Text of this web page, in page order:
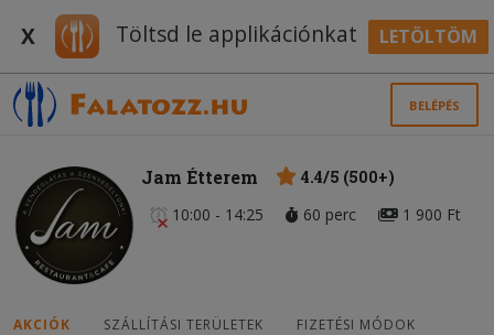
X Töltsd le applikációnkat LETÖLTÖM
BELÉPÉS
Jam Étterem
4.4/5 (500+)
10:00 - 14:25
60 perc 1 900 Ft
AKCIÓK SZÁLLÍTÁSI TERÜLETEK FIZETÉSI MÓDOK